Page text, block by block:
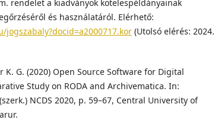
rendelet a kiadványok kötelespéldányainak
és használatáról. Elérhető:
(Utolsó elérés: 2024.
G. (2020) Open Source Software for Digital
Study on RODA and Archivematica. In:
NCDS 2020, p. 59–67, Central University of